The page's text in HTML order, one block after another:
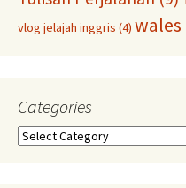
vlog jelajah inggris (4) wales
Categories
Categories